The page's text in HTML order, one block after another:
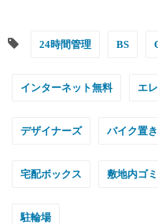
24時間管理 BS
インターネット無料 エ
デザイナーズ バイク置
宅配ボックス 敷地内ゴ
駐輪場